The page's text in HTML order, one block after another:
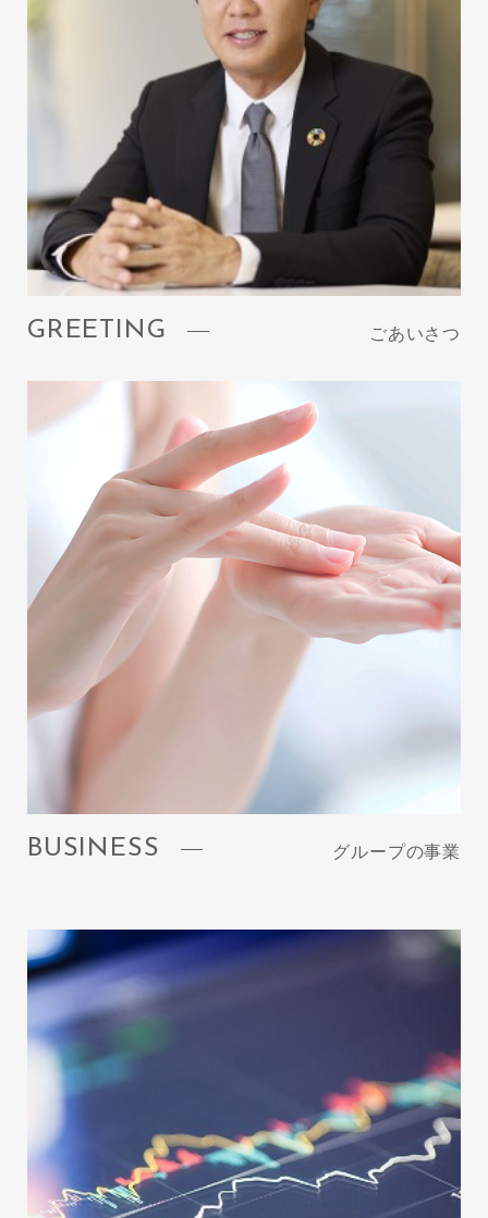
GREETING ごあいさつ
BUSINESS グループの事業